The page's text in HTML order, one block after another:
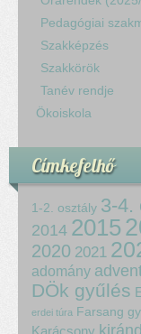
Pedagógiai
Szakképzés
Szakkörök
Tanév rendje
Ökoiskola
Címkefelhő
1-2. osztály 3-4.
2014 2015
2020 2021
adomány
DÖk gyűlés
erdei túra Farsang
Karácsony